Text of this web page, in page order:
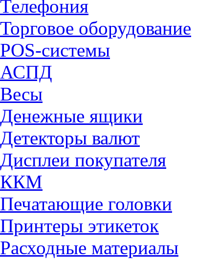
Телефония
Торговое оборудование
POS-системы
АСПД
Весы
Денежные ящики
Детекторы валют
Дисплеи покупателя
ККМ
Печатающие головки
Принтеры этикеток
Расходные материалы